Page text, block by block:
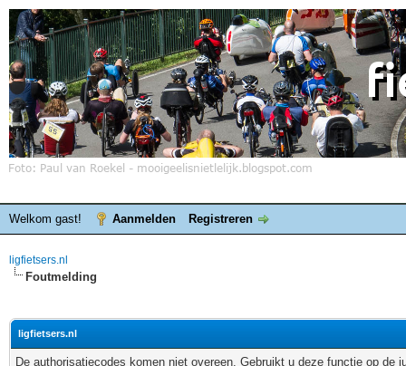
Welkom gast! Aanmelden Registreren
ligfietsers.nl
Foutmelding
ligfietsers.nl
De authorisatiecodes komen niet overeen. Gebruikt u deze functie op de